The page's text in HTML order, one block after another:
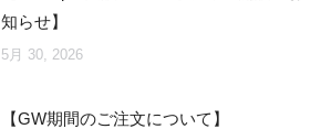
知らせ】
5月 30, 2026
【GW期間のご注文について】